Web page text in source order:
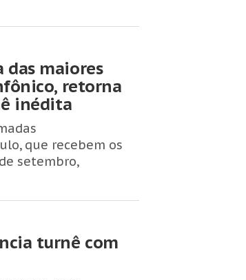
das maiores
retorna
inédita
que recebem os
setembro,
turnê com